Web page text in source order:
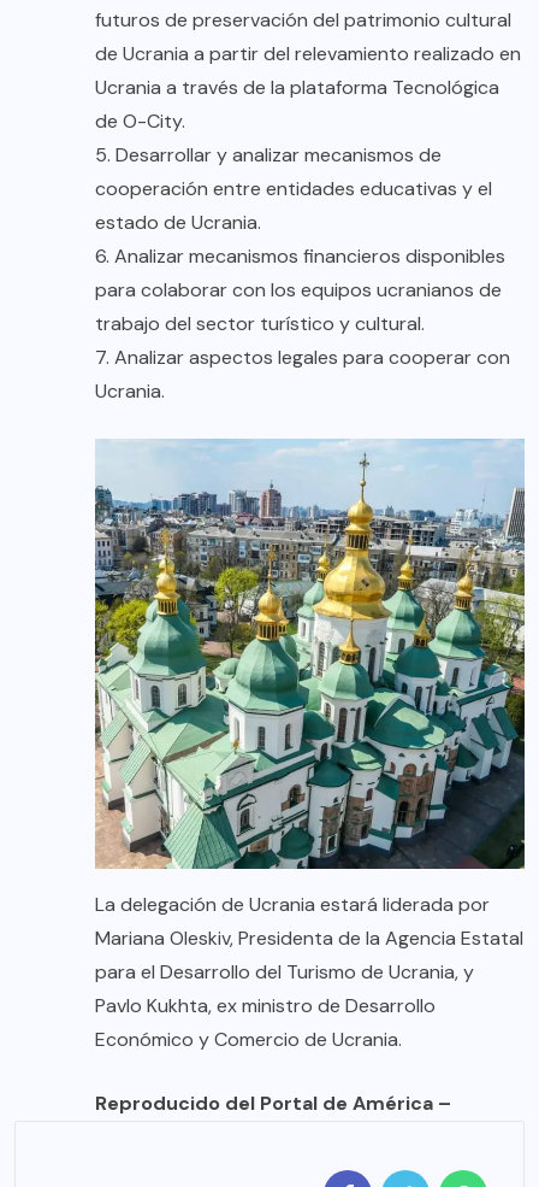
futuros de preservación del patrimonio cultural
de Ucrania a partir del relevamiento realizado en
Ucrania a través de la plataforma Tecnológica
de O-City.
5. Desarrollar y analizar mecanismos de
cooperación entre entidades educativas y el
estado de Ucrania.
6. Analizar mecanismos financieros disponibles
para colaborar con los equipos ucranianos de
trabajo del sector turístico y cultural.
7. Analizar aspectos legales para cooperar con
Ucrania.
La delegación de Ucrania estará liderada por
Mariana Oleskiv, Presidenta de la Agencia Estatal
para el Desarrollo del Turismo de Ucrania, y
Pavlo Kukhta, ex ministro de Desarrollo
Económico y Comercio de Ucrania.
Reproducido del Portal de América –